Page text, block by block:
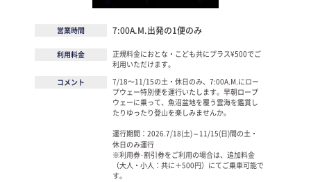
営業時間 7:00A.M.出発の1便のみ
利用料金
正規料金におとな・こども共にプラス¥500でご
利用いただけます。
コメント
7/18〜11/15の土・休日のみ、7:00A.M.にロー
プウェー特別便を運行いたします。早朝ロープ
ウェーに乗って、魚沼盆地を覆う雲海を鑑賞し
たりゆったり登山を楽しみませんか。
運行期間：2026.7/18(土)～11/15(日)間の土・
休日のみ運行
※利用券･割引券をご利用の場合は、追加料金
（大人・小人：共に＋500円）にてご乗車可能で
す。